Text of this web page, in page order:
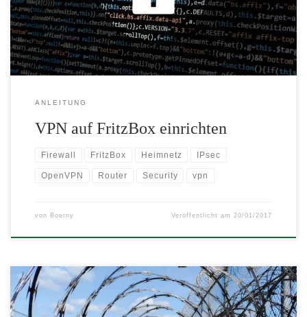
konfiguriert werden.
ANLEITUNG
VPN auf FritzBox einrichten
Firewall FritzBox Heimnetz IPsec
OpenVPN Router Security vpn
von Boerny Veröffentlicht am20/01/2017